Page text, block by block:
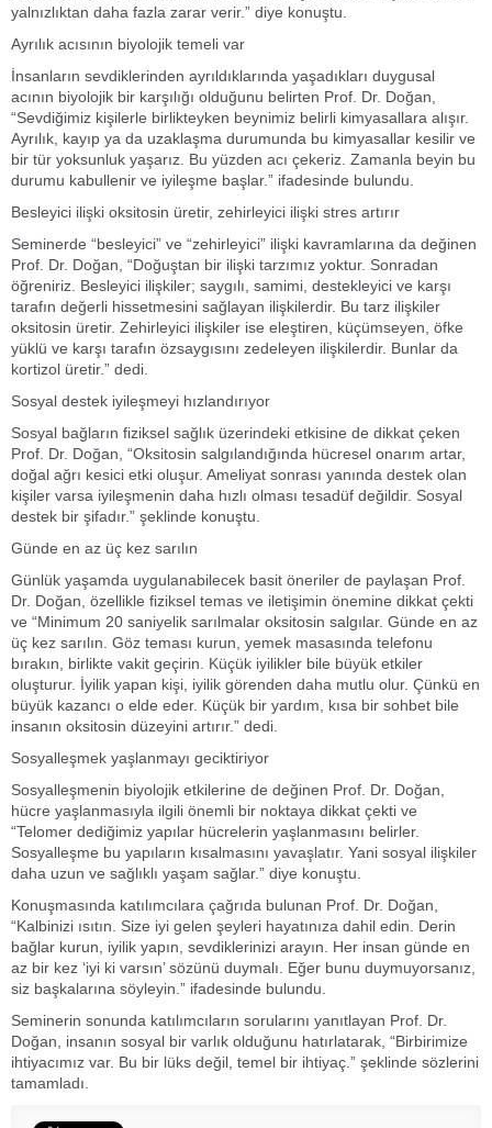
yalnızlıktan daha fazla zarar verir.” diye konuştu.
Ayrılık acısının biyolojik temeli var
İnsanların sevdiklerinden ayrıldıklarında yaşadıkları duygusal
acının biyolojik bir karşılığı olduğunu belirten Prof. Dr. Doğan,
“Sevdiğimiz kişilerle birlikteyken beynimiz belirli kimyasallara alışır.
Ayrılık, kayıp ya da uzaklaşma durumunda bu kimyasallar kesilir ve
bir tür yoksunluk yaşarız. Bu yüzden acı çekeriz. Zamanla beyin bu
durumu kabullenir ve iyileşme başlar.” ifadesinde bulundu.
Besleyici ilişki oksitosin üretir, zehirleyici ilişki stres artırır
Seminerde “besleyici” ve “zehirleyici” ilişki kavramlarına da değinen
Prof. Dr. Doğan, “Doğuştan bir ilişki tarzımız yoktur. Sonradan
öğreniriz. Besleyici ilişkiler; saygılı, samimi, destekleyici ve karşı
tarafın değerli hissetmesini sağlayan ilişkilerdir. Bu tarz ilişkiler
oksitosin üretir. Zehirleyici ilişkiler ise eleştiren, küçümseyen, öfke
yüklü ve karşı tarafın özsaygısını zedeleyen ilişkilerdir. Bunlar da
kortizol üretir.” dedi.
Sosyal destek iyileşmeyi hızlandırıyor
Sosyal bağların fiziksel sağlık üzerindeki etkisine de dikkat çeken
Prof. Dr. Doğan, “Oksitosin salgılandığında hücresel onarım artar,
doğal ağrı kesici etki oluşur. Ameliyat sonrası yanında destek olan
kişiler varsa iyileşmenin daha hızlı olması tesadüf değildir. Sosyal
destek bir şifadır.” şeklinde konuştu.
Günde en az üç kez sarılın
Günlük yaşamda uygulanabilecek basit öneriler de paylaşan Prof.
Dr. Doğan, özellikle fiziksel temas ve iletişimin önemine dikkat çekti
ve “Minimum 20 saniyelik sarılmalar oksitosin salgılar. Günde en az
üç kez sarılın. Göz teması kurun, yemek masasında telefonu
bırakın, birlikte vakit geçirin. Küçük iyilikler bile büyük etkiler
oluşturur. İyilik yapan kişi, iyilik görenden daha mutlu olur. Çünkü en
büyük kazancı o elde eder. Küçük bir yardım, kısa bir sohbet bile
insanın oksitosin düzeyini artırır.” dedi.
Sosyalleşmek yaşlanmayı geciktiriyor
Sosyalleşmenin biyolojik etkilerine de değinen Prof. Dr. Doğan,
hücre yaşlanmasıyla ilgili önemli bir noktaya dikkat çekti ve
“Telomer dediğimiz yapılar hücrelerin yaşlanmasını belirler.
Sosyalleşme bu yapıların kısalmasını yavaşlatır. Yani sosyal ilişkiler
daha uzun ve sağlıklı yaşam sağlar.” diye konuştu.
Konuşmasında katılımcılara çağrıda bulunan Prof. Dr. Doğan,
“Kalbinizi ısıtın. Size iyi gelen şeyleri hayatınıza dahil edin. Derin
bağlar kurun, iyilik yapın, sevdiklerinizi arayın. Her insan günde en
az bir kez ‘iyi ki varsın’ sözünü duymalı. Eğer bunu duymuyorsanız,
siz başkalarına söyleyin.” ifadesinde bulundu.
Seminerin sonunda katılımcıların sorularını yanıtlayan Prof. Dr.
Doğan, insanın sosyal bir varlık olduğunu hatırlatarak, “Birbirimize
ihtiyacımız var. Bu bir lüks değil, temel bir ihtiyaç.” şeklinde sözlerini
tamamladı.